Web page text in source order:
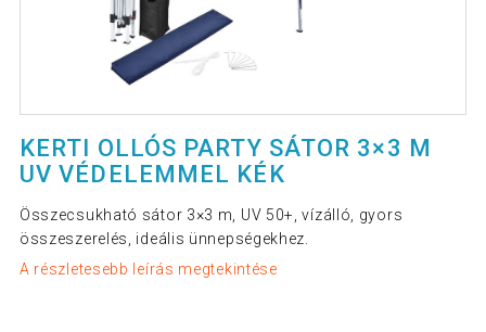
KERTI OLLÓS PARTY SÁTOR 3×3 M
UV VÉDELEMMEL KÉK
Összecsukható sátor 3×3 m, UV 50+, vízálló, gyors
összeszerelés, ideális ünnepségekhez.
A részletesebb leírás megtekintése